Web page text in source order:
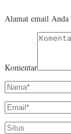
Alamat email
Komentar